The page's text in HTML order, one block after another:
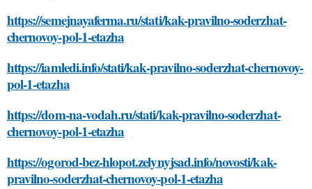
https://semejnayaferma.ru/stati/kak-pravilno-soderzhat-
chernovoy-pol-1-etazha
https://iamledi.info/stati/kak-pravilno-soderzhat-chernovoy-
pol-1-etazha
https://dom-na-vodah.ru/stati/kak-pravilno-soderzhat-
chernovoy-pol-1-etazha
https://ogorod-bez-hlopot.zelynyjsad.info/novosti/kak-
pravilno-soderzhat-chernovoy-pol-1-etazha